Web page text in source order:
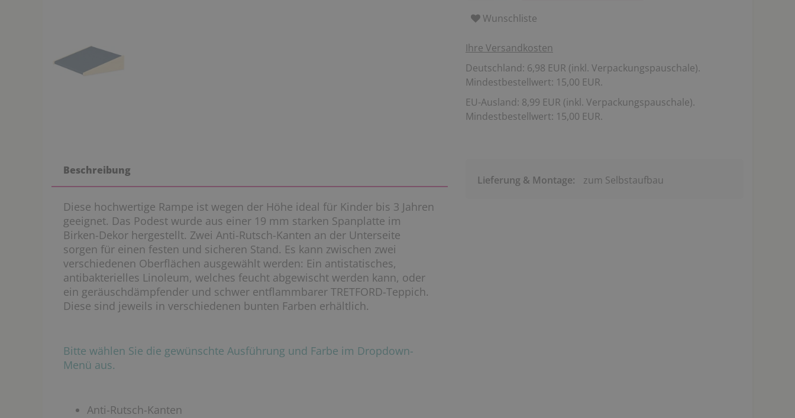
Wunschliste
Ihre Versandkosten
Deutschland: 6,98 EUR (inkl. Verpackungspauschale).
Mindestbestellwert: 15,00 EUR.
EU-Ausland: 8,99 EUR (inkl. Verpackungspauschale).
Mindestbestellwert: 15,00 EUR.
Beschreibung
Diese hochwertige Rampe ist wegen der Höhe ideal für Kinder bis 3 Jahren
geeignet. Das Podest wurde aus einer 19 mm starken Spanplatte im
Birken-Dekor hergestellt. Zwei Anti-Rutsch-Kanten an der Unterseite
sorgen für einen festen und sicheren Stand. Es kann zwischen zwei
verschiedenen Oberflächen ausgewählt werden: Ein antistatisches,
antibakterielles Linoleum, welches feucht abgewischt werden kann, oder
ein geräuschdämpfender und schwer entflammbarer TRETFORD-Teppich.
Diese sind jeweils in verschiedenen bunten Farben erhältlich.
Bitte wählen Sie die gewünschte Ausführung und Farbe im Dropdown-
Menü aus.
Anti-Rutsch-Kanten
Lieferung & Montage: zum Selbstaufbau